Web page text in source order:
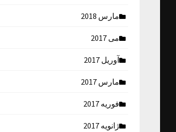
مارس 2018
می 2017
آوریل 2017
مارس 2017
فوریه 2017
ژانویه 2017